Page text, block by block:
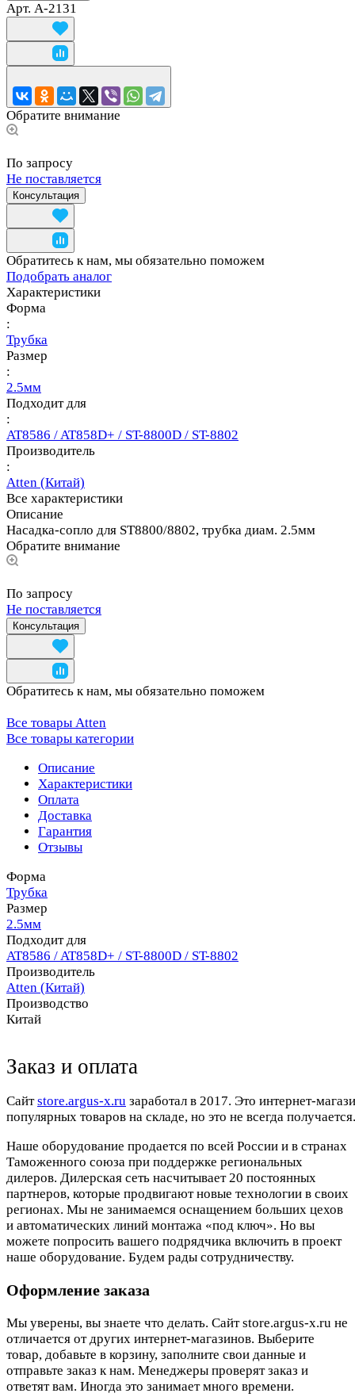
Арт. A-2131
Обратите внимание
По запросу
Не поставляется
Консультация
Обратитесь к нам, мы обязательно поможем
Подобрать аналог
Характеристики
Форма
:
Трубка
Размер
:
2.5мм
Подходит для
:
AT8586 / AT858D+ / ST-8800D / ST-8802
Производитель
:
Atten (Китай)
Все характеристики
Описание
Насадка-сопло для ST8800/8802, трубка диам. 2.5мм
Обратите внимание
По запросу
Не поставляется
Консультация
Обратитесь к нам, мы обязательно поможем
Все товары Atten
Все товары категории
Описание
Характеристики
Оплата
Доставка
Гарантия
Отзывы
Форма
Трубка
Размер
2.5мм
Подходит для
AT8586 / AT858D+ / ST-8800D / ST-8802
Производитель
Atten (Китай)
Производство
Китай
Заказ и оплата
Cайтstore.argus-x.ru заработал в 2017. Это интернет-
популярных товаров на складе, но это не всегда
Наше оборудование продается по всей России и в странах
Таможенного союза при поддержке региональных
дилеров. Дилерская сеть насчитывает 20 постоянных
партнеров, которые продвигают новые технологии в своих
регионах. Мы не занимаемся оснащением больших цехов
и автоматических линий монтажа «под ключ». Но вы
можете попросить вашего подрядчика включить в проект
наше оборудование. Будем рады сотрудничеству.
Оформление заказа
Мы уверены, вы знаете что делать. Сайт store.argus-x.ru не
отличается от других интернет-магазинов. Выберите
товар, добавьте в корзину, заполните свои данные и
отправьте заказ к нам. Менеджеры проверят заказ и
ответят вам. Иногда это занимает много времени.